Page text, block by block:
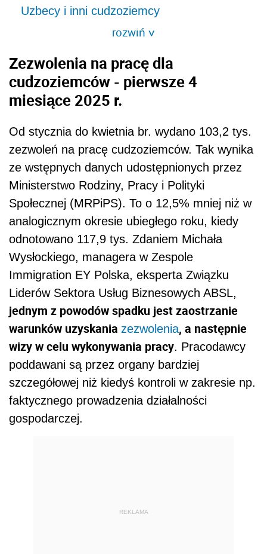
Uzbecy i inni cudzoziemcy
rozwiń>
Zezwolenia na pracę dla
cudzoziemców - pierwsze 4
miesiące 2025 r.
Od stycznia do kwietnia br. wydano 103,2 tys.
zezwoleń na pracę cudzoziemców. Tak wynika
ze wstępnych danych udostępnionych przez
Ministerstwo Rodziny, Pracy i Polityki
Społecznej (MRPiPS). To o 12,5% mniej niż w
analogicznym okresie ubiegłego roku, kiedy
odnotowano 117,9 tys. Zdaniem Michała
Wysłockiego, managera w Zespole
Immigration EY Polska, eksperta Związku
Liderów Sektora Usług Biznesowych ABSL,
jednym z powodów spadku jest zaostrzanie
warunków uzyskania zezwolenia, a następnie
wizy w celu wykonywania pracy. Pracodawcy
poddawani są przez organy bardziej
szczegółowej niż kiedyś kontroli w zakresie np.
faktycznego prowadzenia działalności
gospodarczej.
REKLAMA